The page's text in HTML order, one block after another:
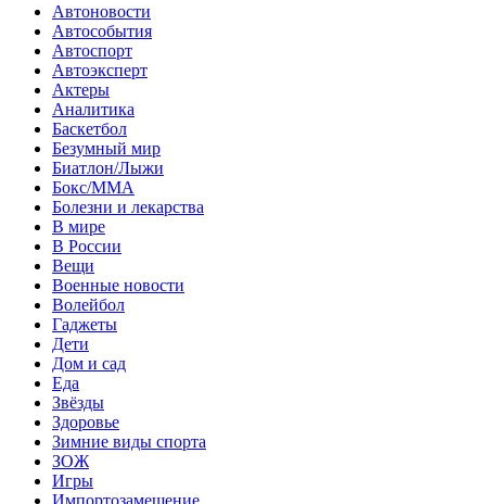
Автоновости
Автособытия
Автоспорт
Автоэксперт
Актеры
Аналитика
Баскетбол
Безумный мир
Биатлон/Лыжи
Бокс/MMA
Болезни и лекарства
В мире
В России
Вещи
Военные новости
Волейбол
Гаджеты
Дети
Дом и сад
Еда
Звёзды
Здоровье
Зимние виды спорта
ЗОЖ
Игры
Импортозамещение